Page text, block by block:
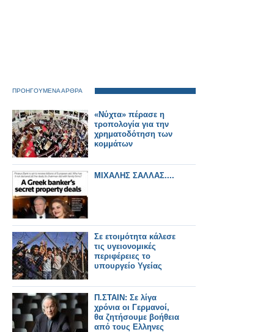
ΠΡΟΗΓΟΥΜΕΝΑ ΑΡΘΡΑ
«Νύχτα» πέρασε η
τροπολογία για την
χρηματοδότηση των
κομμάτων
ΜΙΧΑΛΗΣ ΣΑΛΛΑΣ....
Σε ετοιμότητα κάλεσε
τις υγειονομικές
περιφέρειες το
υπουργείο Υγείας
Π.ΣΤΑΙΝ: Σε λίγα
χρόνια οι Γερμανοί,
θα ζητήσουμε βοήθεια
από τους Ελληνες